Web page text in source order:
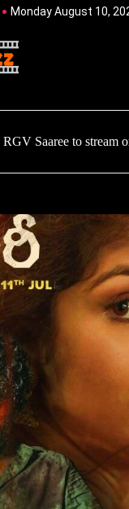
Monday August 10,
RGV Saaree to stream